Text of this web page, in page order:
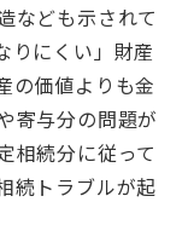
なども示されて
りにくい」財産
の価値よりも金
寄与分の問題が
相続分に従って
続トラブルが起